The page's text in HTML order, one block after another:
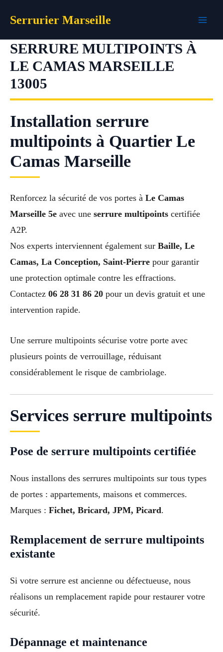
Serrurier Marseille
SERRURE MULTIPOINTS À
LE CAMAS MARSEILLE
13005
Installation serrure
multipoints à Quartier Le
Camas Marseille
Renforcez la sécurité de vos portes à Le Camas
Marseille 5e avec une serrure multipoints certifiée
A2P.
Nos experts interviennent également sur Baille, Le
Camas, La Conception, Saint-Pierre pour garantir
une protection optimale contre les effractions.
Contactez 06 28 31 86 20 pour un devis gratuit et une
intervention rapide.
Une serrure multipoints sécurise votre porte avec
plusieurs points de verrouillage, réduisant
considérablement le risque de cambriolage.
Services serrure multipoints
Pose de serrure multipoints certifiée
Nous installons des serrures multipoints sur tous types
de portes : appartements, maisons et commerces.
Marques : Fichet, Bricard, JPM, Picard.
Remplacement de serrure multipoints
existante
Si votre serrure est ancienne ou défectueuse, nous
réalisons un remplacement rapide pour restaurer votre
sécurité.
Dépannage et maintenance